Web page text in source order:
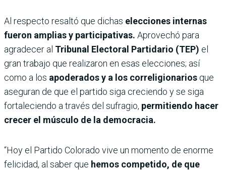
Al respecto resaltó que dichas elecciones internas
fueron amplias y participativas. Aprovechó para
agradecer al Tribunal Electoral Partidario (TEP) el
gran trabajo que realizaron en esas elecciones; así
como a los apoderados y a los correligionarios que
aseguran de que el partido siga creciendo y se siga
fortaleciendo a través del sufragio, permitiendo hacer
crecer el músculo de la democracia.
“Hoy el Partido Colorado vive un momento de enorme
felicidad, al saber que hemos competido, de que